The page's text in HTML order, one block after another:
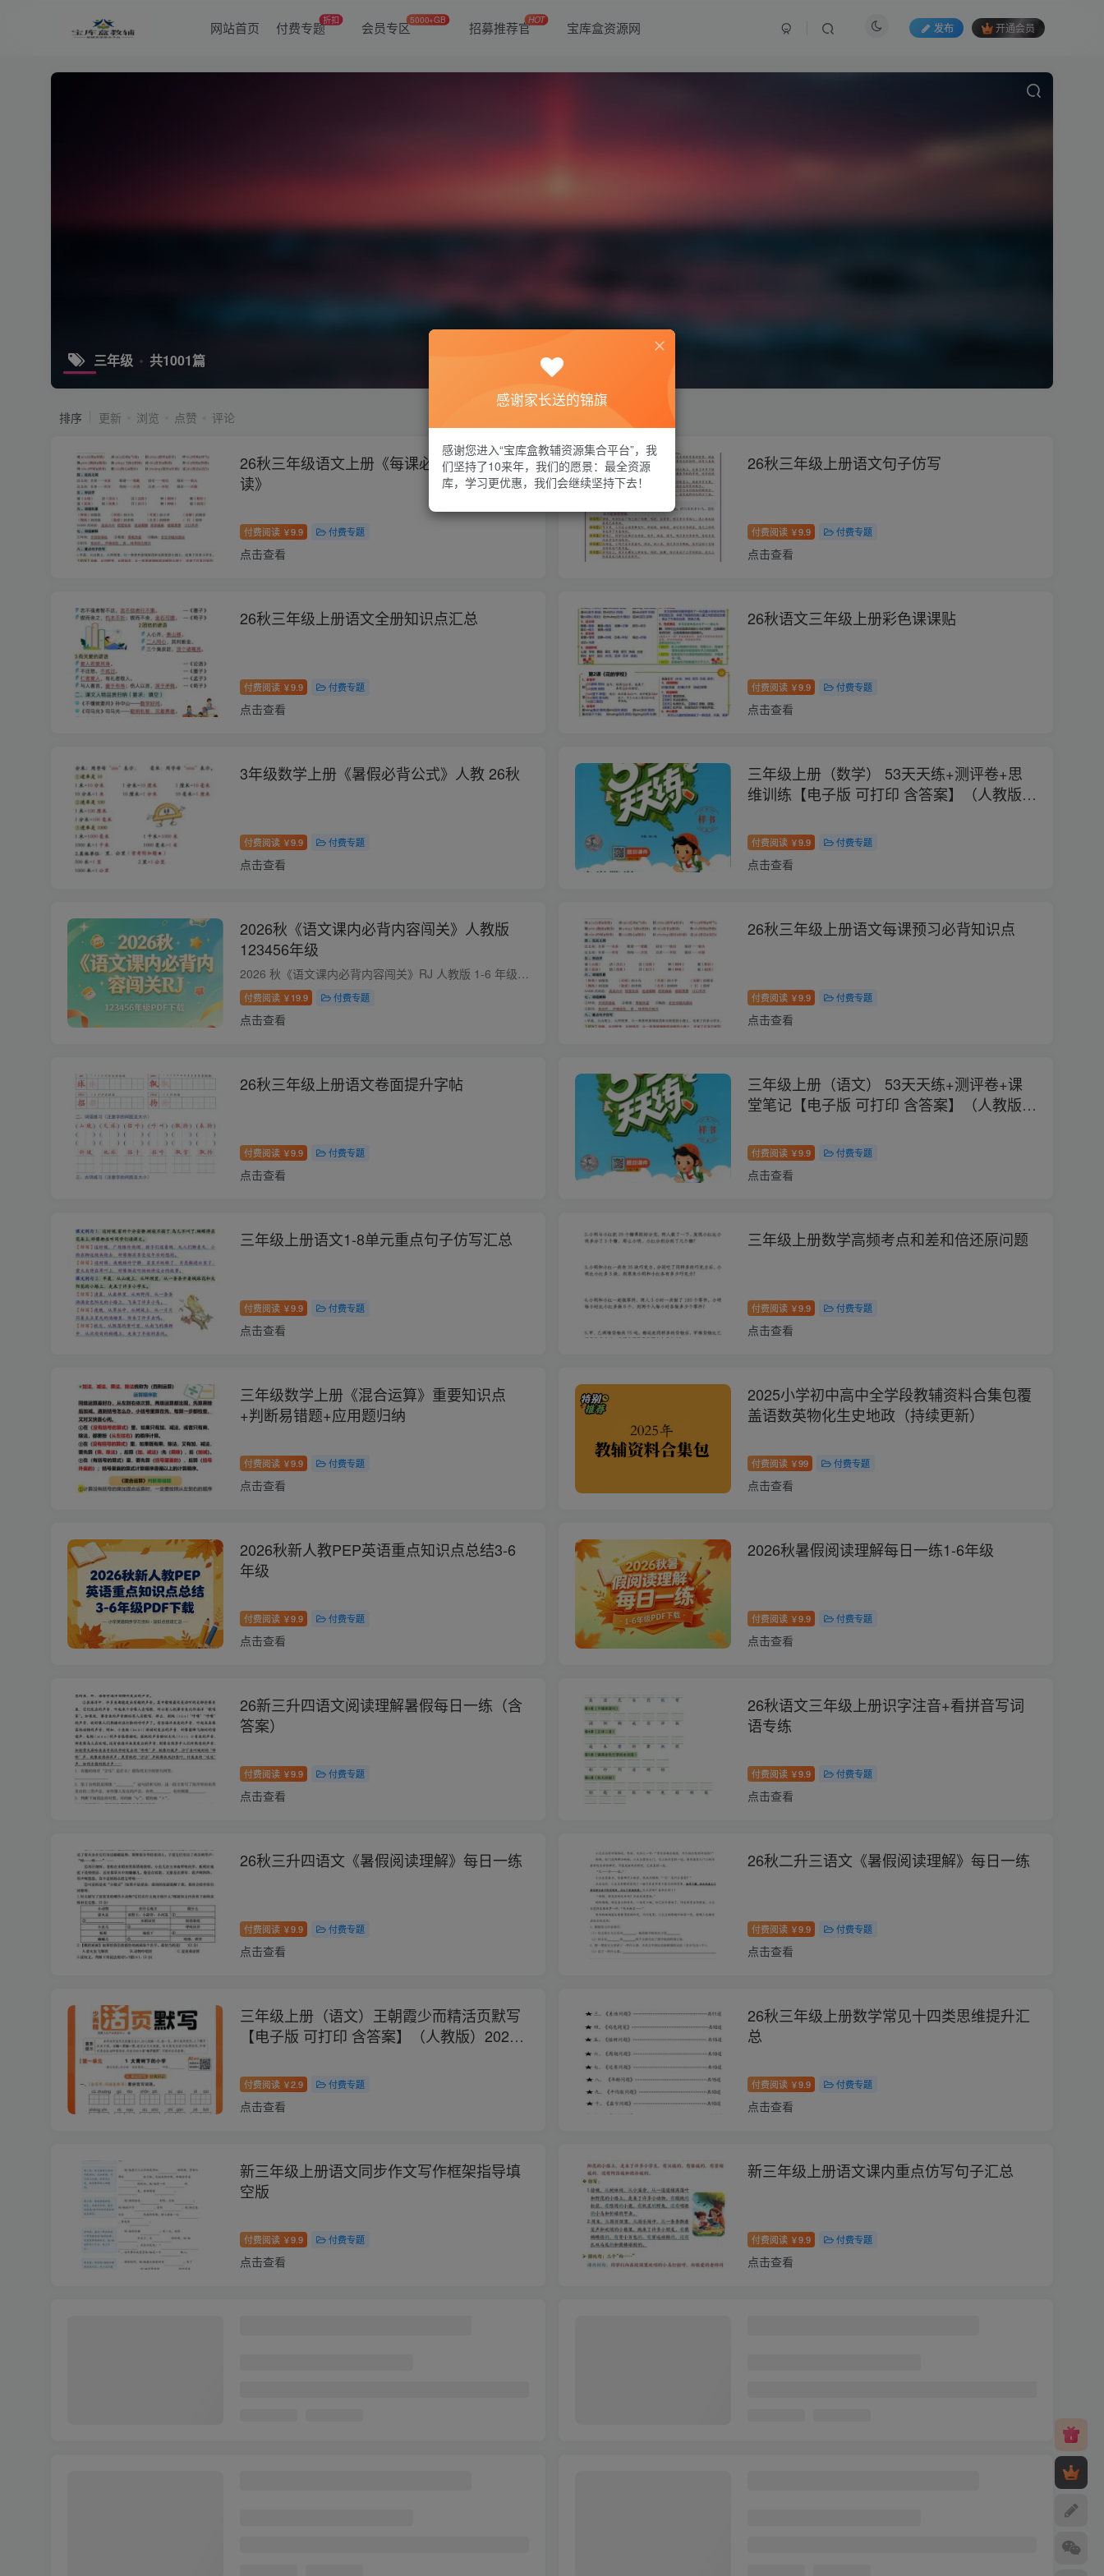
网站首页 付费专题折扣 会员专区5000+GB 招募推荐官HOT 宝库盒资源网 发布 开通会员
三年级 共1001篇
排序 更新 浏览 点赞 评论
26秋三年级语文上册《每课必背知识点晨
读》
付费阅读 ￥9.9 付费专题
点击查看
26秋三年级上册语文句子仿写
付费阅读 ￥9.9 付费专题
点击查看
26秋三年级上册语文全册知识点汇总
付费阅读 ￥9.9 付费专题
点击查看
26秋语文三年级上册彩色课课贴
付费阅读 ￥9.9 付费专题
点击查看
3年级数学上册《暑假必背公式》人教 26秋
付费阅读 ￥9.9 付费专题
点击查看
三年级上册（数学） 53天天练+测评卷+思
维训练【电子版 可打印 含答案】（人教版）
付费阅读 ￥9.9 付费专题
点击查看
2026秋《语文课内必背内容闯关》人教版
123456年级
2026 秋《语文课内必背内容闯关》RJ 人教版 1-6 年级上册 PDF 资源介绍 📖资源基础信息 资源名称：2026 秋季新版 语文课内必背内容闯关（部编人教版 RJ）1～6 年级上册高清 PDF 适配教材：2026 ...
付费阅读 ￥ 19.9 付费专题
点击查看
26秋三年级上册语文每课预习必背知识点
付费阅读 ￥9.9 付费专题
点击查看
26秋三年级上册语文卷面提升字帖
付费阅读 ￥9.9 付费专题
点击查看
三年级上册（语文） 53天天练+测评卷+课
堂笔记【电子版 可打印 含答案】（人教版）
付费阅读 ￥9.9 付费专题
点击查看
三年级上册语文1-8单元重点句子仿写汇总
付费阅读 ￥9.9 付费专题
点击查看
三年级上册数学高频考点和差和倍还原问题
付费阅读 ￥9.9 付费专题
点击查看
三年级数学上册《混合运算》重要知识点
+判断易错题+应用题归纳
付费阅读 ￥9.9 付费专题
点击查看
2025小学初中高中全学段教辅资料合集包覆
盖语数英物化生史地政（持续更新）
付费阅读 ￥99 付费专题
点击查看
2026秋新人教PEP英语重点知识点总结3-6
年级
付费阅读 ￥9.9 付费专题
点击查看
2026秋暑假阅读理解每日一练1-6年级
付费阅读 ￥9.9 付费专题
点击查看
26新三升四语文阅读理解暑假每日一练（含
答案）
付费阅读 ￥9.9 付费专题
点击查看
26秋语文三年级上册识字注音+看拼音写词
语专练
付费阅读 ￥9.9 付费专题
点击查看
26秋三升四语文《暑假阅读理解》每日一练
付费阅读 ￥9.9 付费专题
点击查看
26秋二升三语文《暑假阅读理解》每日一练
付费阅读 ￥9.9 付费专题
点击查看
三年级上册（语文）王朝霞少而精活页默写
【电子版 可打印 含答案】（人教版）2026
付费阅读 ￥2.9 付费专题
点击查看
26秋三年级上册数学常见十四类思维提升汇
总
付费阅读 ￥9.9 付费专题
点击查看
新三年级上册语文同步作文写作框架指导填
空版
付费阅读 ￥9.9 付费专题
点击查看
新三年级上册语文课内重点仿写句子汇总
付费阅读 ￥9.9 付费专题
点击查看
感谢家长送的锦旗
感谢您进入“宝库盒教辅资源集合平台”，我
们坚持了10来年，我们的愿景：最全资源
库，学习更优惠，我们会继续坚持下去！